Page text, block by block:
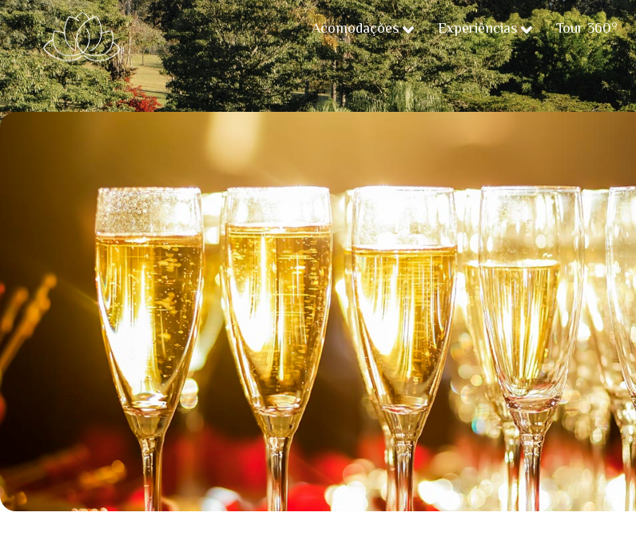
Acomodações Experiências Tour 360°